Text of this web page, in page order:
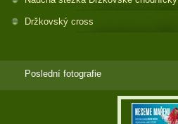
Držkovský cross
Poslední fotografie